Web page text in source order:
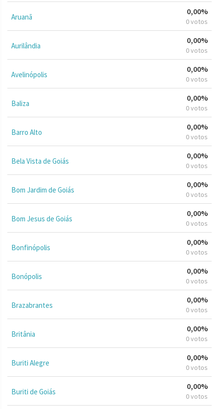
Aruanã
0,00%
0 votos
Aurilândia
0,00%
0 votos
Avelinópolis
0,00%
0 votos
Baliza
0,00%
0 votos
Barro Alto
0,00%
0 votos
Bela Vista de Goiás
0,00%
0 votos
Bom Jardim de Goiás
0,00%
0 votos
Bom Jesus de Goiás
0,00%
0 votos
Bonfinópolis
0,00%
0 votos
Bonópolis
0,00%
0 votos
Brazabrantes
0,00%
0 votos
Britânia
0,00%
0 votos
Buriti Alegre
0,00%
0 votos
Buriti de Goiás
0,00%
0 votos